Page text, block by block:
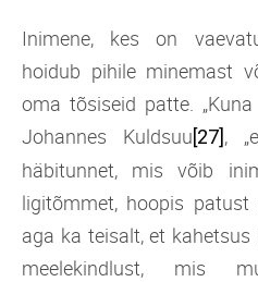
Inimene, kes on
hoidub pihile minemast
oma tõsiseid patte.
Johannes Kuldsuu[27],
häbitunnet, mis võib
ligitõmmet, hoopis
aga ka teisalt, et
meelekindlust, mis